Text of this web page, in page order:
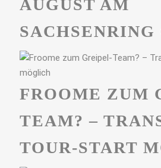
UGUST AM S
ACHSENRING
FROOME ZUM
TEAM? –
TOUR-START